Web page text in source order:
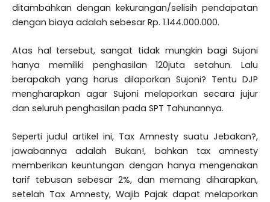
ditambahkan dengan kekurangan/selisih pendapatan
dengan biaya adalah sebesar Rp. 1.144.000.000.
Atas hal tersebut, sangat tidak mungkin bagi Sujoni
hanya memiliki penghasilan 120juta setahun. Lalu
berapakah yang harus dilaporkan Sujoni? Tentu DJP
mengharapkan agar Sujoni melaporkan secara jujur
dan seluruh penghasilan pada SPT Tahunannya.
Seperti judul artikel ini, Tax Amnesty suatu Jebakan?,
jawabannya adalah Bukan!, bahkan tax amnesty
memberikan keuntungan dengan hanya mengenakan
tarif tebusan sebesar 2%, dan memang diharapkan,
setelah Tax Amnesty, Wajib Pajak dapat melaporkan